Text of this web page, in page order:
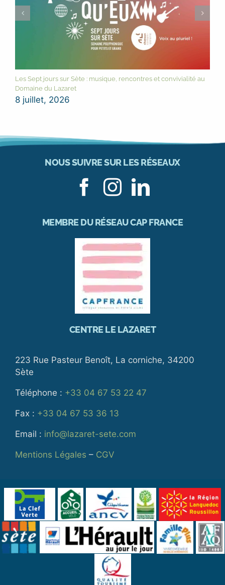
Les Sept jours sur Sète : musique, rencontres et convivialité au
Domaine du Lazaret
8 juillet, 2026
NOUS SUIVRE SUR LES RÉSEAUX
MEMBRE DU RÉSEAU CAP FRANCE
CENTRE LE LAZARET
223 Rue Pasteur Benoît, La corniche, 34200
Sète
Téléphone : +33 04 67 53 22 47
Fax : +33 04 67 53 36 13
Email : info@lazaret-sete.com
Mentions Légales – CGV